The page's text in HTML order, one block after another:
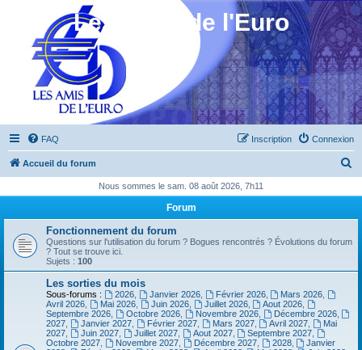
Les Amis de l'Euro
FAQ Connexion
Inscription
Accueil du forum
h
Nous sommes le sam. 08 août 2026, 7h11
Forum
Fonctionnement du forum
Questions sur l'utilisation du forum ? Bogues rencontrés ? Évolutions du forum
? Tout se trouve ici.
Sujets : 100
Les sorties du mois
Sous-forums : 2026, Janvier 2026, Février 2026, Mars 2026
Avril 2026
Mai 2026, Juin 2026, Juillet 2026, Aout 2026
Septembre 2026
Octobre 2026, Novembre 2026, Décembre 2026,
2027
Janvier 2027, Février 2027, Mars 2027, Avril 2027
Mai
2027
Juin 2027, Juillet 2027, Aout 2027, Septembre 2027
Octobre 2027
Novembre 2027, Décembre 2027, 2028,
Janvier